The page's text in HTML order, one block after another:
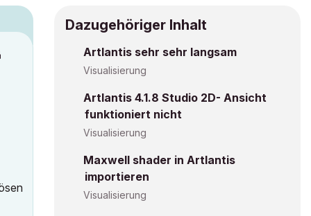
Dazugehöriger Inhalt
Artlantis sehr sehr langsam
Visualisierung
Artlantis 4.1.8 Studio 2D- Ansicht
funktioniert nicht
Visualisierung
Maxwell shader in Artlantis
importieren
Visualisierung